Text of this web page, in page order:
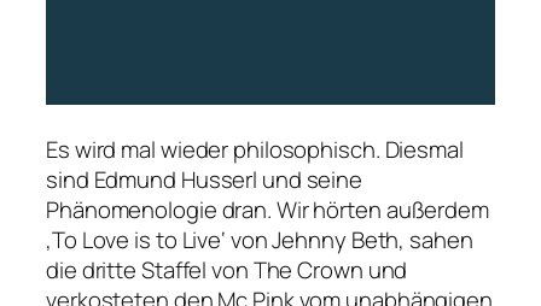
Es wird mal wieder philosophisch. Diesmal
sind Edmund Husserl und seine
Phänomenologie dran. Wir hörten außerdem
‚To Love is to Live‘ von Jehnny Beth, sahen
die dritte Staffel von The Crown und